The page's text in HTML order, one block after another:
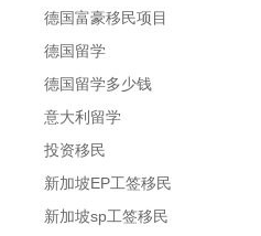
德国富豪移民项目
德国留学
德国留学多少钱
意大利留学
投资移民
新加坡EP工签移民
新加坡sp工签移民